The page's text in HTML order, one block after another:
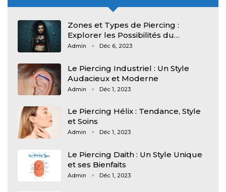
Zones et Types de Piercing :
Explorer les Possibilités du…
Admin Déc 6, 2023
Le Piercing Industriel : Un Style
Audacieux et Moderne
Admin Déc 1, 2023
Le Piercing Hélix : Tendance, Style
et Soins
Admin Déc 1, 2023
Le Piercing Daith : Un Style Unique
et ses Bienfaits
Admin Déc 1, 2023